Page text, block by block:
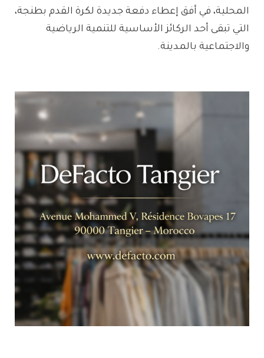
المحلية، في أفق إعطاء دفعة جديدة لكرة القدم بطنجة،
التي تبقى أحد الركائز الأساسية للتنمية الرياضية
والاجتماعية بالمدينة.